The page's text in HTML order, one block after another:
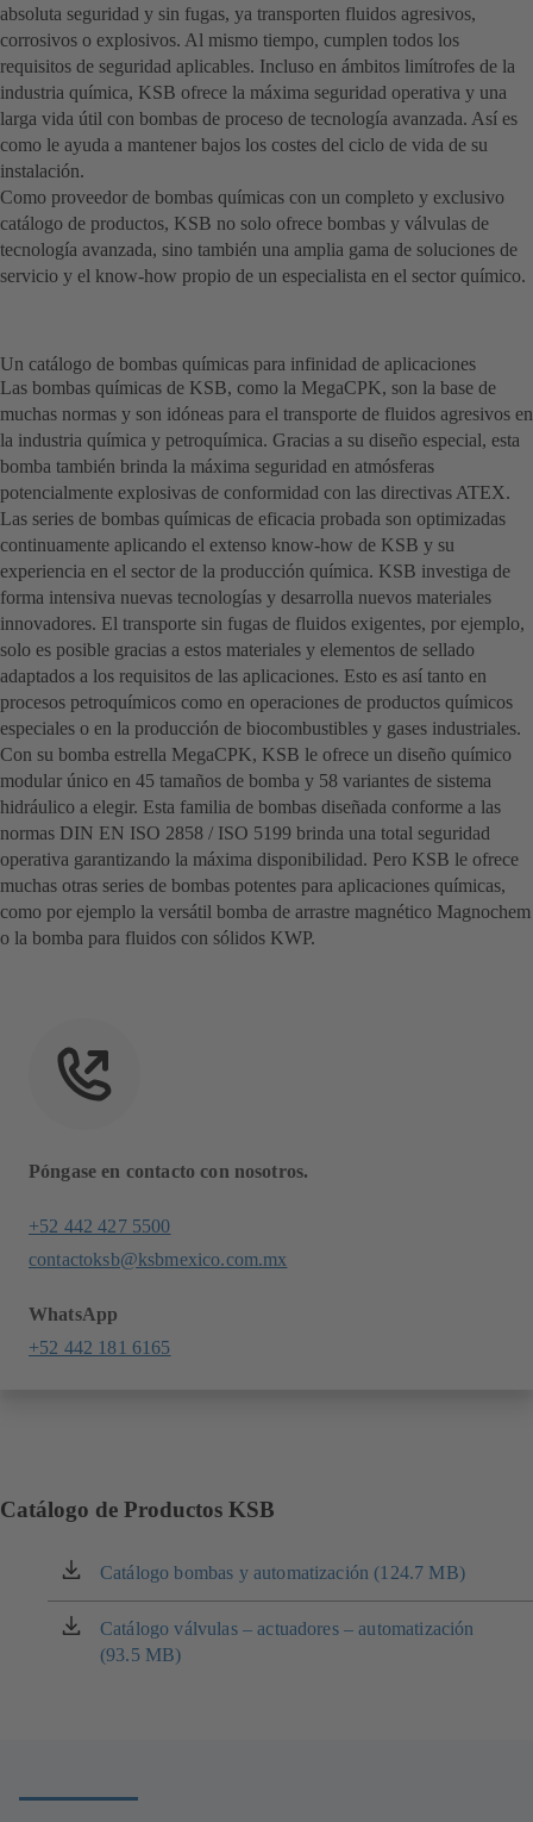
absoluta seguridad y sin fugas, ya transporten fluidos agresivos,
corrosivos o explosivos. Al mismo tiempo, cumplen todos los
requisitos de seguridad aplicables. Incluso en ámbitos limítrofes de la
industria química, KSB ofrece la máxima seguridad operativa y una
larga vida útil con bombas de proceso de tecnología avanzada. Así es
como le ayuda a mantener bajos los costes del ciclo de vida de su
instalación.
Como proveedor de bombas químicas con un completo y exclusivo
catálogo de productos, KSB no solo ofrece bombas y válvulas de
tecnología avanzada, sino también una amplia gama de soluciones de
servicio y el know-how propio de un especialista en el sector químico.
Un catálogo de bombas químicas para infinidad de aplicaciones
Las bombas químicas de KSB, como la MegaCPK, son la base de
muchas normas y son idóneas para el transporte de fluidos agresivos en
la industria química y petroquímica. Gracias a su diseño especial, esta
bomba también brinda la máxima seguridad en atmósferas
potencialmente explosivas de conformidad con las directivas ATEX.
Las series de bombas químicas de eficacia probada son optimizadas
continuamente aplicando el extenso know-how de KSB y su
experiencia en el sector de la producción química. KSB investiga de
forma intensiva nuevas tecnologías y desarrolla nuevos materiales
innovadores. El transporte sin fugas de fluidos exigentes, por ejemplo,
solo es posible gracias a estos materiales y elementos de sellado
adaptados a los requisitos de las aplicaciones. Esto es así tanto en
procesos petroquímicos como en operaciones de productos químicos
especiales o en la producción de biocombustibles y gases industriales.
Con su bomba estrella MegaCPK, KSB le ofrece un diseño químico
modular único en 45 tamaños de bomba y 58 variantes de sistema
hidráulico a elegir. Esta familia de bombas diseñada conforme a las
normas DIN EN ISO 2858 / ISO 5199 brinda una total seguridad
operativa garantizando la máxima disponibilidad. Pero KSB le ofrece
muchas otras series de bombas potentes para aplicaciones químicas,
como por ejemplo la versátil bomba de arrastre magnético Magnochem
o la bomba para fluidos con sólidos KWP.
Póngase en contacto con nosotros.
+52 442 427 5500
contactoksb@ksbmexico.com.mx
WhatsApp
+52 442 181 6165
Catálogo de Productos KSB
Catálogo bombas y automatización (124.7 MB)
(se
abre
en
una
Catálogo válvulas – actuadores – automatización
(93.5 MB)
(se
abre